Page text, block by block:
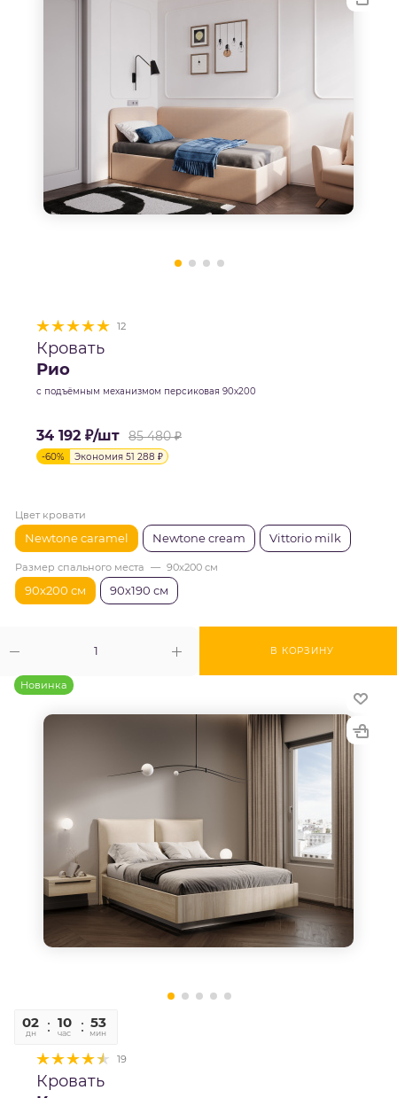
12
Кровать
Рио
с подъёмным механизмом персиковая 90х200
34 192 ₽/шт 85 480₽
-60% Экономия 51 288 ₽
В КОРЗИНУ
Цвет кровати
Newtone caramel Newtone cream Vittorio milk
Размер спального места — 90х200 см
90х200 см 90х190 см
Новинка
02
дн
10
час
52
мин
19
Кровать